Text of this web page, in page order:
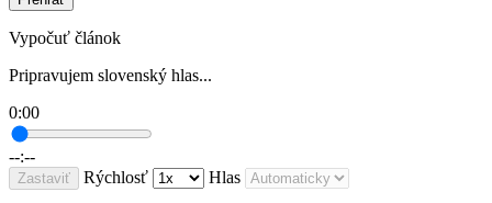
Vypočuť článok
Pripravujem slovenský hlas...
0:00
--:--
Zastaviť Rýchlosť Hlas